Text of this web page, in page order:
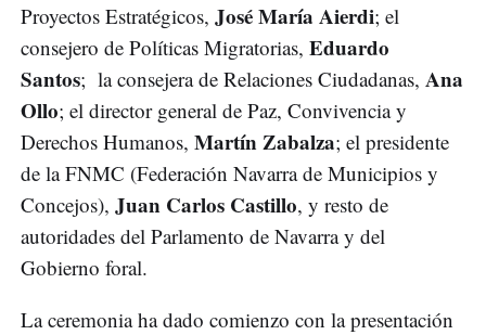
Proyectos Estratégicos, José María Aierdi; el
consejero de Políticas Migratorias, Eduardo
Santos; la consejera de Relaciones Ciudadanas, Ana
Ollo; el director general de Paz, Convivencia y
Derechos Humanos, Martín Zabalza; el presidente
de la FNMC (Federación Navarra de Municipios y
Concejos), Juan Carlos Castillo, y resto de
autoridades del Parlamento de Navarra y del
Gobierno foral.
La ceremonia ha dado comienzo con la presentación